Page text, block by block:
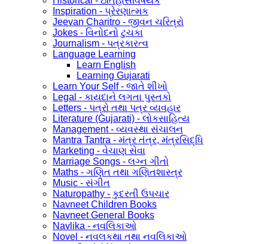
Inspiration - પ્રેરણાત્મક
Jeevan Charitro - જીવન ચરિત્રો
Jokes - વિનોદનો ટુચકા
Journalism - પત્રકારત્વ
Language Learning
Learn English
Learning Gujarati
Learn Your Self - જાતે શીખો
Legal - કાયદાને લગતા પુસ્તકો
Letters - પત્રો તથા પત્ર વ્યવહાર
Literature (Gujarati) - લોકસાહિત્ય
Management - વ્યવસ્થા સંચાલન
Mantra Tantra - મંત્ર તંત્ર, મંત્રસિદ્ધિ
Marketing - વેચાણ સેવા
Marriage Songs - લગ્ન ગીતો
Maths - ગણિત તથા ગણિતશાસ્ત્ર
Music - સંગીત
Naturopathy - કુદરતી ઉપચાર
Navneet Children Books
Navneet General Books
Navlika - નવલિકાઓ
Novel - નવલકથા તથા નવલિકાઓ